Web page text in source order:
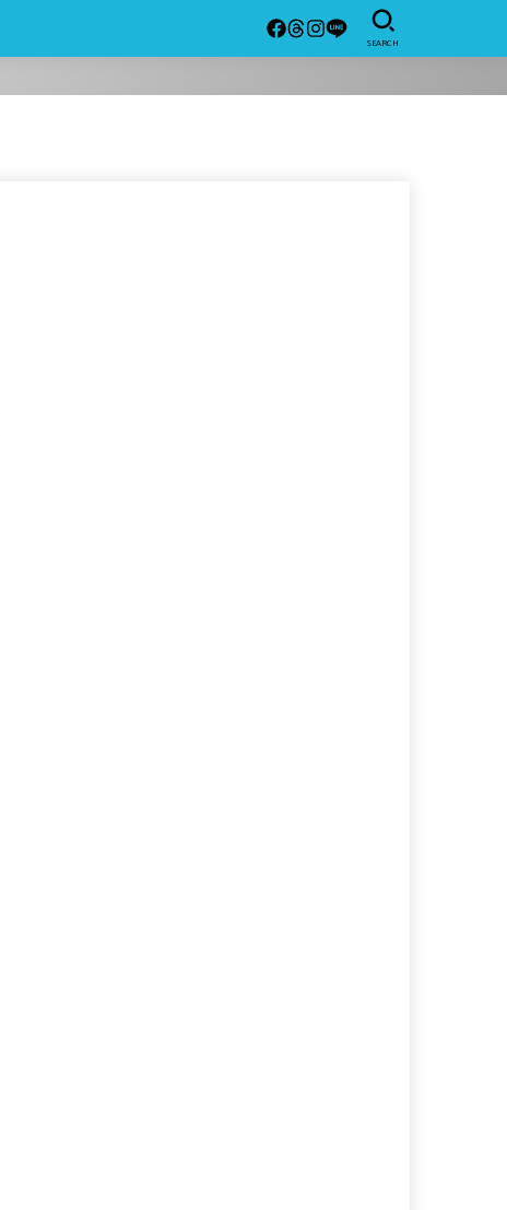
SEARCH